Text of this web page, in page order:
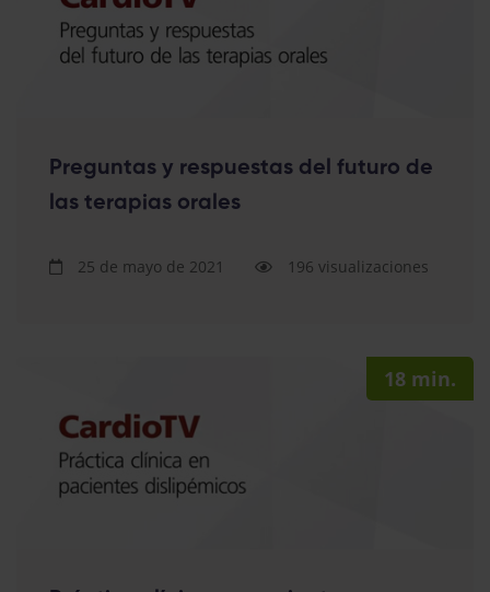
Preguntas y respuestas del futuro de
las terapias orales
25 de mayo de 2021 196 visualizaciones
18 min.